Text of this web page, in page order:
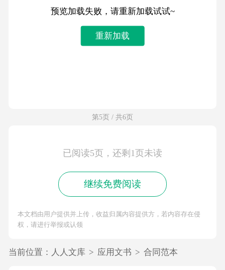
预览加载失败，请重新加载试试~
重新加载
第5页 / 共6页
已阅读5页，还剩1页未读
继续免费阅读
本文档由用户提供并上传，收益归属内容提供方，若内容存在侵
权，请进行举报或认领
当前位置： 人人文库 > 应用文书 > 合同范本